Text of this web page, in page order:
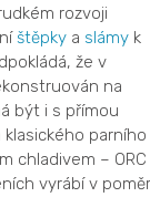
rozvoji
štěpky a slámy k
že v
na
být i s přímou
parního
chladivem – ORC
vyrábí v